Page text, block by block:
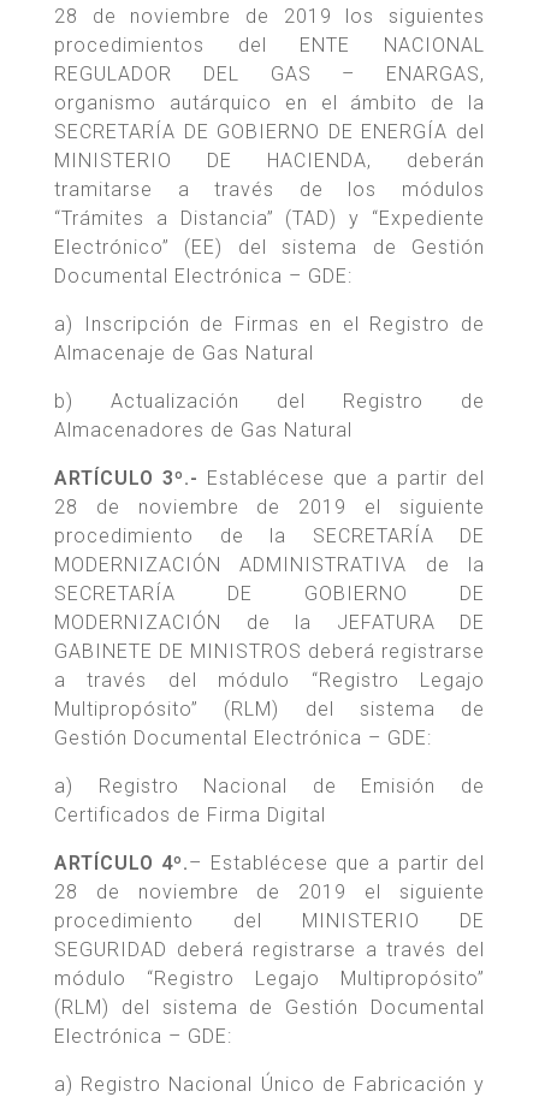
28 de noviembre de 2019 los siguientes
procedimientos del ENTE NACIONAL
REGULADOR DEL GAS – ENARGAS,
organismo autárquico en el ámbito de la
SECRETARÍA DE GOBIERNO DE ENERGÍA del
MINISTERIO DE HACIENDA, deberán
tramitarse a través de los módulos
“Trámites a Distancia” (TAD) y “Expediente
Electrónico” (EE) del sistema de Gestión
Documental Electrónica – GDE:
a) Inscripción de Firmas en el Registro de
Almacenaje de Gas Natural
b) Actualización del Registro de
Almacenadores de Gas Natural
ARTÍCULO 3º.- Establécese que a partir del
28 de noviembre de 2019 el siguiente
procedimiento de la SECRETARÍA DE
MODERNIZACIÓN ADMINISTRATIVA de la
SECRETARÍA DE GOBIERNO DE
MODERNIZACIÓN de la JEFATURA DE
GABINETE DE MINISTROS deberá registrarse
a través del módulo “Registro Legajo
Multipropósito” (RLM) del sistema de
Gestión Documental Electrónica – GDE:
a) Registro Nacional de Emisión de
Certificados de Firma Digital
ARTÍCULO 4º.– Establécese que a partir del
28 de noviembre de 2019 el siguiente
procedimiento del MINISTERIO DE
SEGURIDAD deberá registrarse a través del
módulo “Registro Legajo Multipropósito”
(RLM) del sistema de Gestión Documental
Electrónica – GDE:
a) Registro Nacional Único de Fabricación y